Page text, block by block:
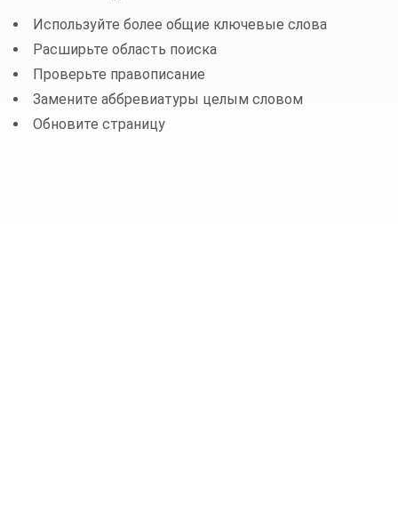
Используйте более общие ключевые слова
Расширьте область поиска
Проверьте правописание
Замените аббревиатуры целым словом
Обновите страницу